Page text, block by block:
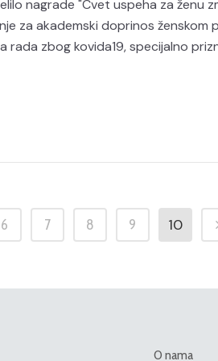
nagrade "Cvet uspeha za ženu
za akademski doprinos ženskom
rada zbog kovida19, specijalno
6 7 8 9 10
O nama